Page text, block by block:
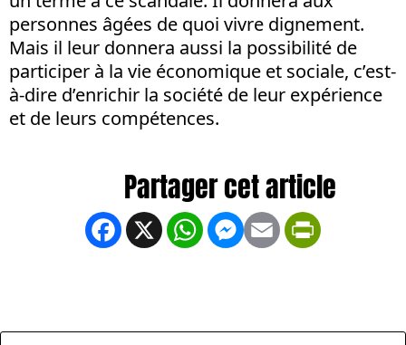
personnes âgées de quoi vivre dignement.
Mais il leur donnera aussi la possibilité de
participer à la vie économique et sociale, c’est-
à-dire d’enrichir la société de leur expérience
et de leurs compétences.
Facebook
X WhatsApp
Messenger
Email